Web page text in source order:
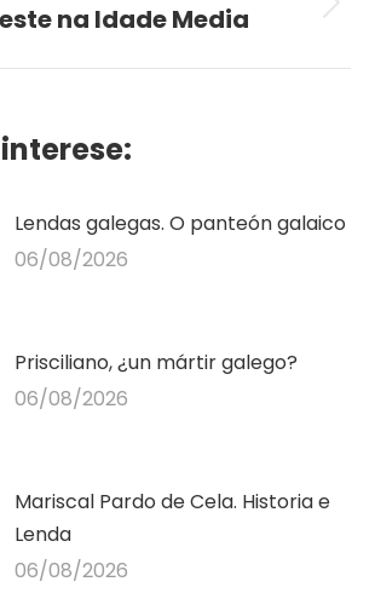
Seguinte
na Idade Media
Lendas galegas. O panteón galaico
06/08/2026
Prisciliano, ¿un mártir galego?
06/08/2026
Mariscal Pardo de Cela. Historia e
Lenda
06/08/2026